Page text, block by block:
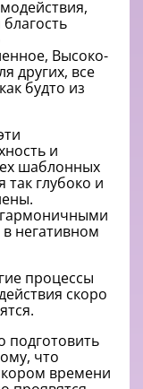
Высоко-
других, все
будто из
и
шаблонных
так глубоко и
негативном
процессы
скоро
подготовить
что
времени